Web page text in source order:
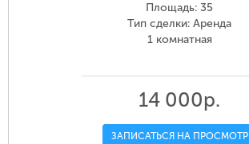
Площадь: 35
Тип сделки: Аренда
1 комнатная
14 000р.
ЗАПИСАТЬСЯ НА ПРОСМОТР